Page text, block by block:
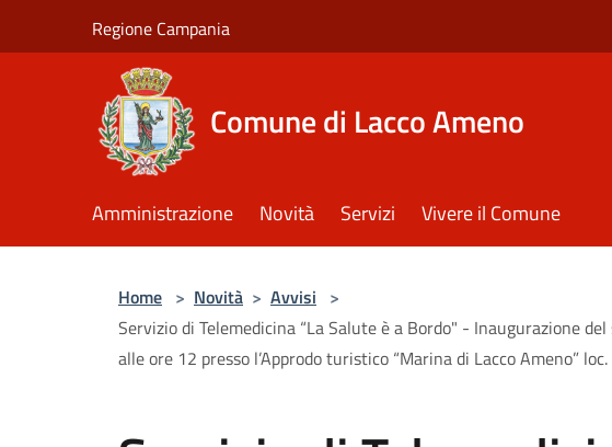
Regione Campania
Comune di Lacco Ameno
Amministrazione Novità Servizi Vivere il Comune
Home > Novità > Avvisi >
Servizio di Telemedicina “La Salute è a Bordo" - Inaugurazione
alle ore 12 presso l’Approdo turistico “Marina di Lacco Ameno”